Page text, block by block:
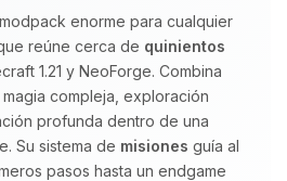
enorme para cualquier
que reúne cerca de quinientos
1.21 y NeoForge. Combina
compleja, exploración
profunda dentro de una
Su sistema de misiones guía al
pasos hasta un endgame
para ayudarte.
08:07